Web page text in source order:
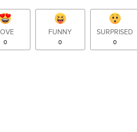
0
FUNNY
0
SURPRISED
0